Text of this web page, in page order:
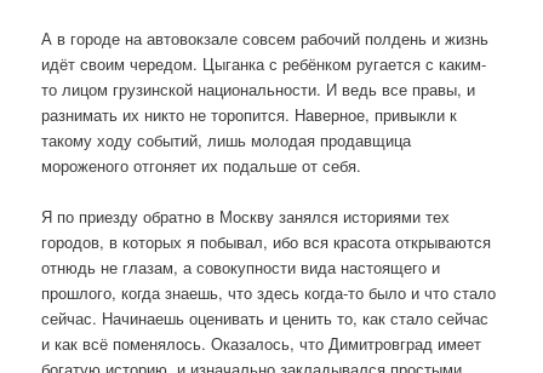
А в городе на автовокзале совсем рабочий полдень и жизнь
идёт своим чередом. Цыганка с ребёнком ругается с каким-
то лицом грузинской национальности. И ведь все правы, и
разнимать их никто не торопится. Наверное, привыкли к
такому ходу событий, лишь молодая продавщица
мороженого отгоняет их подальше от себя.
Я по приезду обратно в Москву занялся историями тех
городов, в которых я побывал, ибо вся красота открываются
отнюдь не глазам, а совокупности вида настоящего и
прошлого, когда знаешь, что здесь когда-то было и что стало
сейчас. Начинаешь оценивать и ценить то, как стало сейчас
и как всё поменялось. Оказалось, что Димитровград имеет